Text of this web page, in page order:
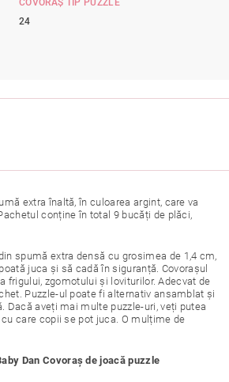
24
extra înaltă, în culoarea argint, care va
conține în total 9 bucăți de plăci,
spumă extra densă cu grosimea de 1,4 cm,
juca și să cadă în siguranță. Covorașul
frigului, zgomotului și loviturilor. Adecvat de
Puzzle-ul poate fi alternativ ansamblat și
Dacă aveți mai multe puzzle-uri, veți putea
care copii se pot juca. O mulțime de
Dan Covoraș de joacă puzzle